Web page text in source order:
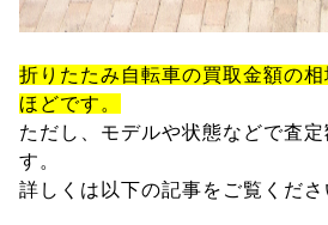
折りたたみ自転車の買取金額の
ほどです。
ただし、モデルや状態などで査
す。
詳しくは以下の記事をご覧くださ